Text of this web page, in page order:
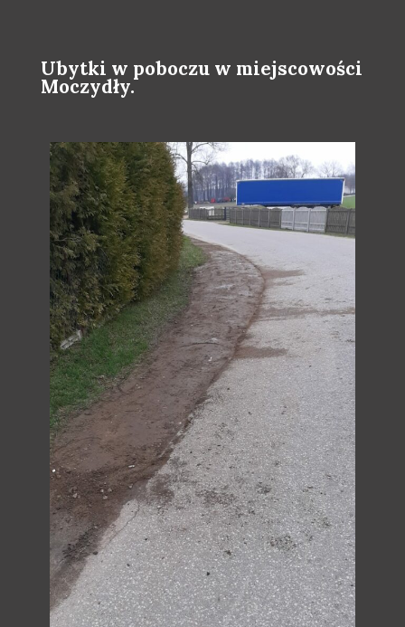
Ubytki w poboczu w miejscowości
Moczydły.